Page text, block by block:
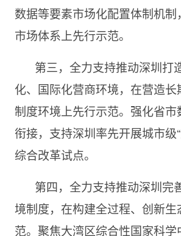
数据等要素市场化配置体制机
市场体系上先行示范。
第三，全力支持推动深圳打
化、国际化营商环境，在营造
制度环境上先行示范。强化省
衔接，支持深圳率先开展城市级
综合改革试点。
第四，全力支持推动深圳完
境制度，在构建全过程、创新生
范。聚焦大湾区综合性国家科